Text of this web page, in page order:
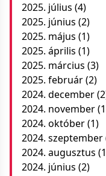
2025. július (4)
2025. június (2)
2025. május (1)
2025. április (1)
2025. március (3)
2025. február(2)
2024. december
2024. november
2024. október(1)
2024. szeptember
2024. augusztus
2024. június (2)